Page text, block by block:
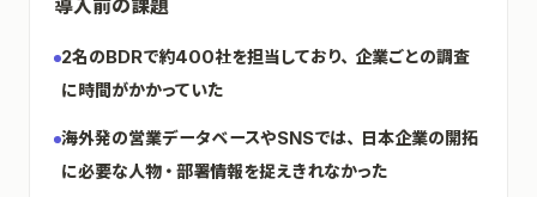
導入前の課題
2名のBDRで約400社を担当しており、企業ごとの調査
に時間がかかっていた
海外発の営業データベースやSNSでは、日本企業の開拓
に必要な人物・部署情報を捉えきれなかった